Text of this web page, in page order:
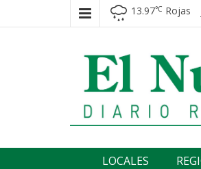
13.97℃ Rojas
El nuevo
LOCALES